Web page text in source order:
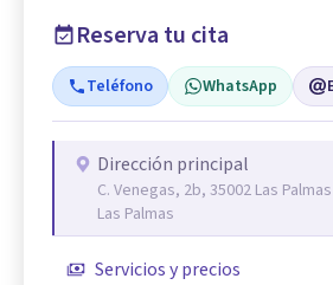
Reserva tu cita
Teléfono WhatsApp
Dirección principal
C. Venegas, 2b, 35002 Las
Las Palmas
Servicios y precios